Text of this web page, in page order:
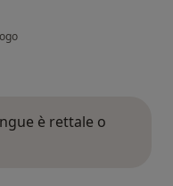
è rettale o